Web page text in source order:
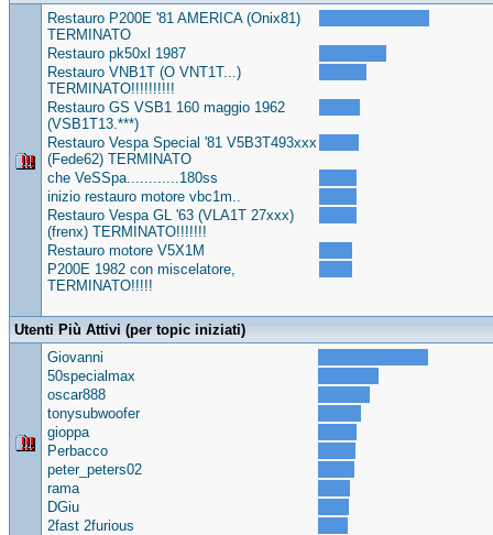
Restauro P200E '81 AMERICA (Onix81)
TERMINATO
Restauro pk50xl 1987
Restauro VNB1T (O VNT1T...)
TERMINATO!!!!!!!!!!
Restauro GS VSB1 160 maggio 1962
(VSB1T13.***)
Restauro Vespa Special '81 V5B3T493xxx
(Fede62) TERMINATO
che VeSSpa............180ss
inizio restauro motore vbc1m..
Restauro Vespa GL '63 (VLA1T 27xxx)
(frenx) TERMINATO!!!!!!!
Restauro motore V5X1M
P200E 1982 con miscelatore,
TERMINATO!!!!!
Utenti Più Attivi (per topic iniziati)
Giovanni
50specialmax
oscar888
tonysubwoofer
gioppa
Perbacco
peter_peters02
rama
DGiu
2fast 2furious